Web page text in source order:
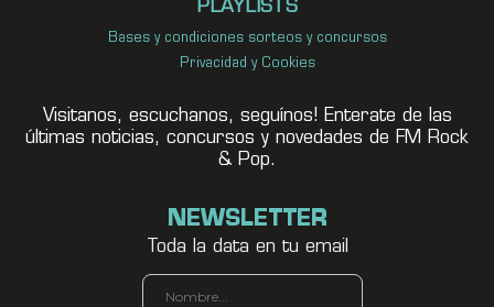
PLAYLISTS
Bases y condiciones sorteos y concursos
Privacidad y Cookies
Visitanos, escuchanos, seguínos! Enterate de las
últimas noticias, concursos y novedades de FM Rock
& Pop.
NEWSLETTER
Toda la data en tu email